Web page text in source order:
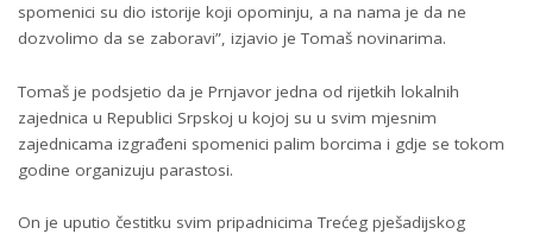
spomenici su dio istorije koji opominju, a na nama je da ne
dozvolimo da se zaboravi”, izjavio je Tomaš novinarima.
Tomaš je podsjetio da je Prnjavor jedna od rijetkih lokalnih
zajednica u Republici Srpskoj u kojoj su u svim mjesnim
zajednicama izgrađeni spomenici palim borcima i gdje se tokom
godine organizuju parastosi.
On je uputio čestitku svim pripadnicima Trećeg pješadijskog